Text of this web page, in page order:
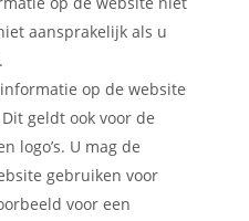
aansprakelijk als u
op de website
geldt ook voor de
logo’s. U mag de
gebruiken voor
voor een